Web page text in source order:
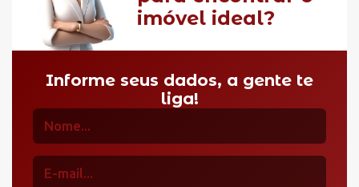
imóvel ideal?
Informe seus dados, a gente te
liga!